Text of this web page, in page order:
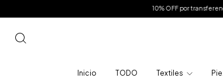
10% OFF por transferencia - 6 Cuotas sin
Inicio TODO Textiles